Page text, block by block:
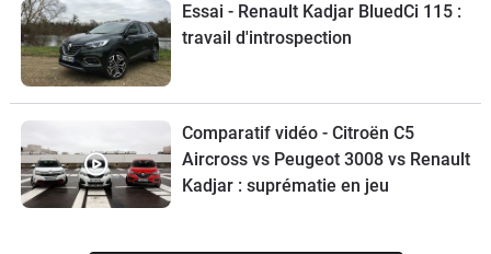
Essai - Renault Kadjar BluedCi 115 :
travail d'introspection
Comparatif vidéo - Citroën C5
Aircross vs Peugeot 3008 vs Renault
Kadjar : suprématie en jeu